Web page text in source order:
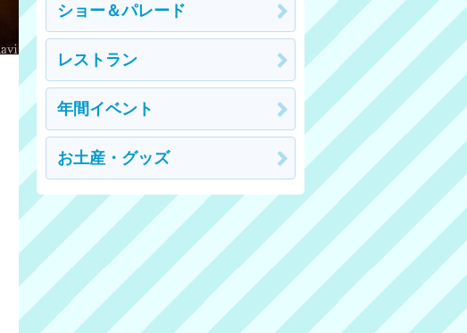
ショー＆パレード
レストラン
年間イベント
お土産・グッズ